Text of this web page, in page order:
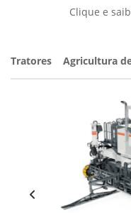
formulário abaixo que